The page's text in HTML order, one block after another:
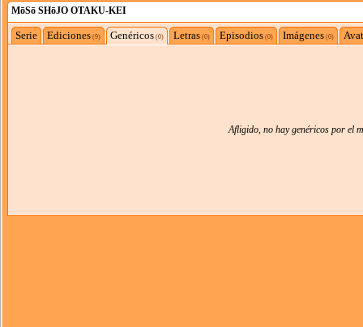
MōSō SHōJO OTAKU-KEI
Serie Ediciones (9) Genéricos (0) Letras (0) Episodios (0) Imágenes (0)
Afligido, no hay genéricos por el